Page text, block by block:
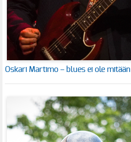
Oskari Martimo – blues ei ole